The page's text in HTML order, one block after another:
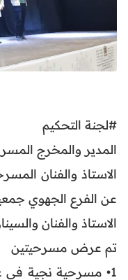
#لجنة التحكيم
المدير والمخرج
الاستاذ والفنان
عن الفرع الجهوي
الاستاذ والفنان
تم عرض مسرحيتين
1• مسرحية نجية في